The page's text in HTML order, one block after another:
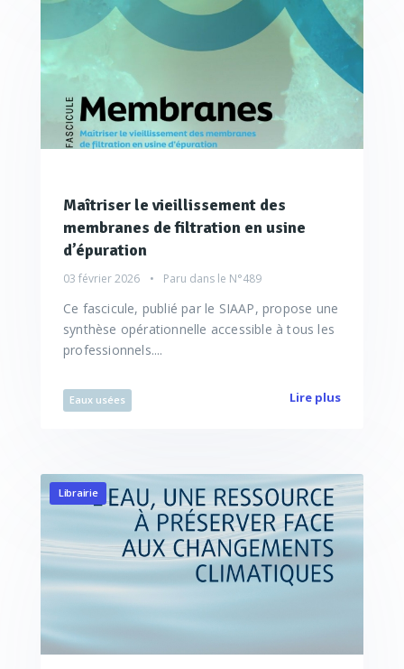
Maîtriser le vieillissement des
membranes de filtration en usine
d’épuration
03 février 2026 Paru dans le N°489
Ce fascicule, publié par le SIAAP, propose une
synthèse opérationnelle accessible à tous les
professionnels....
Eaux usées Lire plus
Librairie